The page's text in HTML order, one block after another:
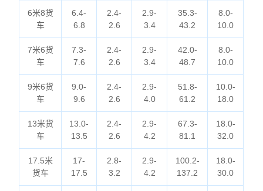
6米8货
车
6.4-
6.8
2.4-
2.6
2.9-
3.4
35.3-
43.2
8.0-
10.0
7米6货
车
7.3-
7.6
2.4-
2.6
2.9-
3.4
42.0-
48.7
8.0-
10.0
9米6货
车
9.0-
9.6
2.4-
2.6
2.9-
4.0
51.8-
61.2
10.0-
18.0
13米货
车
13.0-
13.5
2.4-
2.6
2.9-
4.2
67.3-
81.1
18.0-
32.0
17.5米
货车
17-
17.5
2.8-
3.2
2.9-
4.2
100.2-
137.2
18.0-
30.0